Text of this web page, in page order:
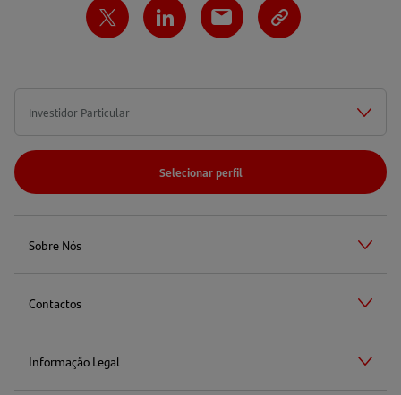
Selecionar perfil
Sobre Nós
Contactos
Informação Legal